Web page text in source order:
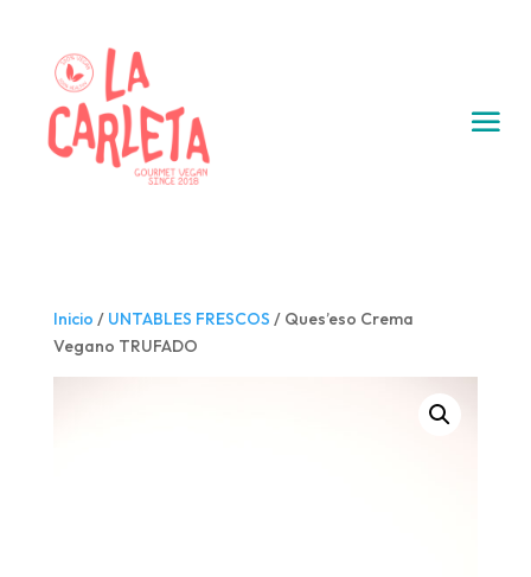
Inicio / UNTABLES FRESCOS / Ques’eso Crema
Vegano TRUFADO